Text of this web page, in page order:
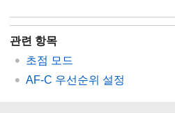
관련 항목
초점 모드
AF-C 우선순위 설정